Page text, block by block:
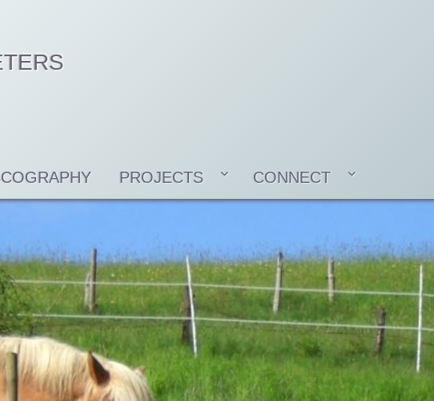
PROJECTS CONNECT